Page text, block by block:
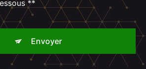
**
Envoyer